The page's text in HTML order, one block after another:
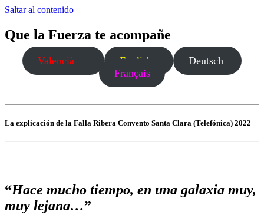
Saltar al contenido
Que la Fuerza te acompañe
Valencià English
Deutsch
Français
La explicación de la Falla Ribera Convento Santa Clara (Telefónica) 2022
“Hace mucho tiempo, en una galaxia muy,
muy lejana…”